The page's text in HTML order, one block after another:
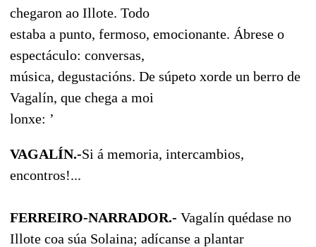
chegaron ao Illote. Todo
estaba a punto, fermoso, emocionante. Ábrese o
espectáculo: conversas,
música, degustacións. De súpeto xorde un berro de
Vagalín, que chega a moi
lonxe: ’
VAGALÍN.-Si á memoria, intercambios,
encontros!...
FERREIRO-NARRADOR.- Vagalín quédase no
Illote coa súa Solaina; adícanse a plantar